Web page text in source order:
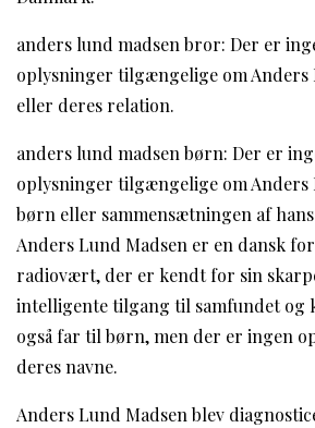
anders lund madsen bror: Der er
oplysninger tilgængelige om Anders
eller deres relation.
anders lund madsen børn: Der er
oplysninger tilgængelige om Anders
børn eller sammensætningen af
Anders Lund Madsen er en dansk
radiovært, der er kendt for sin
intelligente tilgang til samfundet og
også far til børn, men der er ingen
deres navne.
Anders Lund Madsen blev